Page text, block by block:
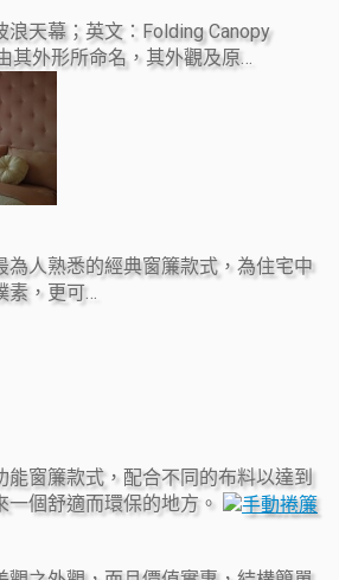
浪天幕；英文：Folding Canopy
其外形所命名，其外觀及原…
為人熟悉的經典窗簾款式，為住宅中
，更可…
能窗簾款式，配合不同的布料以達到
個舒適而環保的地方。